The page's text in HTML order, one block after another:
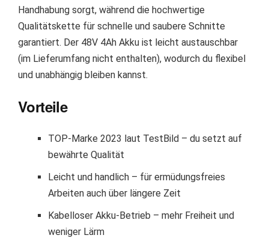
Handhabung sorgt, während die hochwertige
Qualitätskette für schnelle und saubere Schnitte
garantiert. Der 48V 4Ah Akku ist leicht austauschbar
(im Lieferumfang nicht enthalten), wodurch du flexibel
und unabhängig bleiben kannst.
Vorteile
TOP-Marke 2023 laut TestBild – du setzt auf
bewährte Qualität
Leicht und handlich – für ermüdungsfreies
Arbeiten auch über längere Zeit
Kabelloser Akku-Betrieb – mehr Freiheit und
weniger Lärm